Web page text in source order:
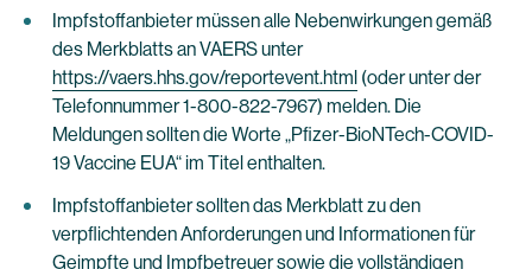
Impfstoffanbieter müssen alle Nebenwirkungen gemäß
des Merkblatts an VAERS unter
https://vaers.hhs.gov/reportevent.html (oder unter der
Telefonnummer 1-800-822-7967) melden. Die
Meldungen sollten die Worte „Pfizer-BioNTech-COVID-
19 Vaccine EUA“ im Titel enthalten.
Impfstoffanbieter sollten das Merkblatt zu den
verpflichtenden Anforderungen und Informationen für
Geimpfte und Impfbetreuer sowie die vollständigen